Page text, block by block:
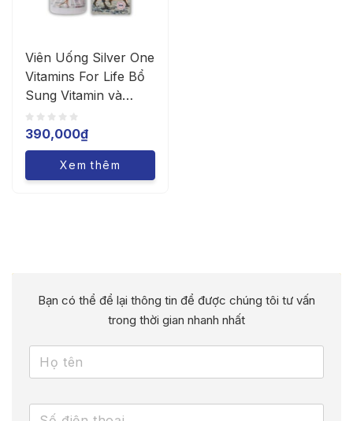
Viên Uống Silver One
Vitamins For Life Bổ
Sung Vitamin và
Khoáng Chất Cho
Người Trên 50 Tuổi
(Lọ 60 Viên)
390,000₫
Xem thêm
Bạn có thể để lại thông tin để được chúng tôi tư vấn
trong thời gian nhanh nhất